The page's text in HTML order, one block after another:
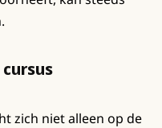
zich niet alleen op de